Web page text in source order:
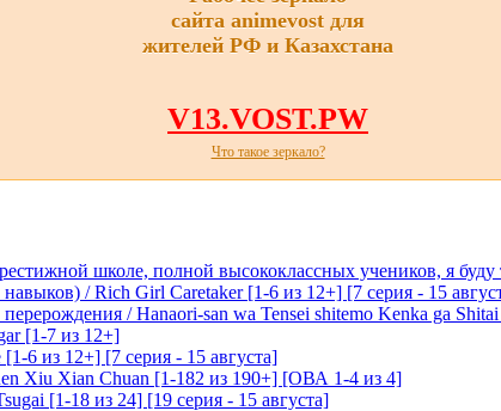
сайта animevost для
жителей РФ и Казахстана
V13.VOST.PW
Что такое зеркало?
школе, полной высококлассных учеников, я буду
/ Rich Girl Caretaker [1-6 из 12+] [7 серия - 15
/ Hanaori-san wa Tensei shitemo Kenka ga
[1-7 из 12+]
6 из 12+] [7 серия - 15 августа]
Xiu Xian Chuan [1-182 из 190+] [ОВА 1-4 из 4]
[1-18 из 24] [19 серия - 15 августа]